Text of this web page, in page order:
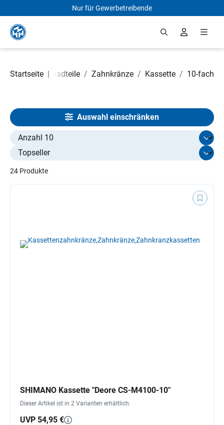
Zum Hauptinhalt springen
Nur für Gewerbetreibende
Startseite |
Fahrradteile / Zahnkränze / Kassette / 10-fach
Auswahl einschränken
24 Produkte
Select limit
SHIMANO Kassette "Deore CS-M4100-10"
Dieser Artikel ist in 2 Varianten erhältlich.
UVP 54,95 €